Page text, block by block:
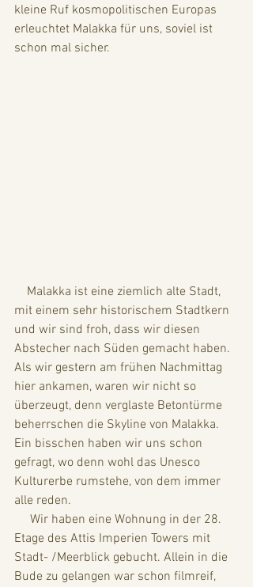
kleine Ruf kosmopolitischen Europas
erleuchtet Malakka für uns, soviel ist
schon mal sicher.
mit einem sehr historischem Stadtkern
und wir sind froh, dass wir diesen
Abstecher nach Süden gemacht haben.
Als wir gestern am frühen Nachmittag
hier ankamen, waren wir nicht so
überzeugt, denn verglaste Betontürme
beherrschen die Skyline von Malakka.
Ein bisschen haben wir uns schon
gefragt, wo denn wohl das Unesco
Kulturerbe rumstehe, von dem immer
alle reden.
Etage des Attis Imperien Towers mit
Stadt- /Meerblick gebucht. Allein in die
Bude zu gelangen war schon filmreif,